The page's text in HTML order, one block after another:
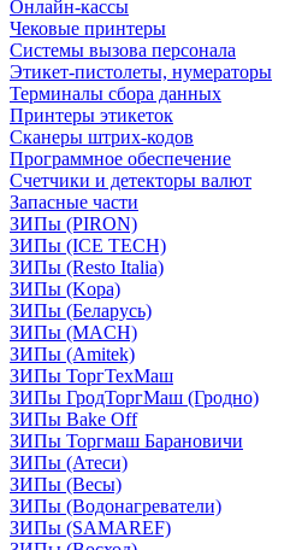
Онлайн-кассы
Чековые принтеры
Системы вызова персонала
Этикет-пистолеты, нумераторы
Терминалы сбора данных
Принтеры этикеток
Сканеры штрих-кодов
Программное обеспечение
Счетчики и детекторы валют
Запасные части
ЗИПы (PIRON)
ЗИПы (ICE TECH)
ЗИПы (Resto Italia)
ЗИПы (Kopa)
ЗИПы (Беларусь)
ЗИПы (MACH)
ЗИПы (Amitek)
ЗИПы ТоргТехМаш
ЗИПы ГродТоргМаш (Гродно)
ЗИПы Bake Off
ЗИПы Торгмаш Барановичи
ЗИПы (Атеси)
ЗИПы (Весы)
ЗИПы (Водонагреватели)
ЗИПы (SAMAREF)